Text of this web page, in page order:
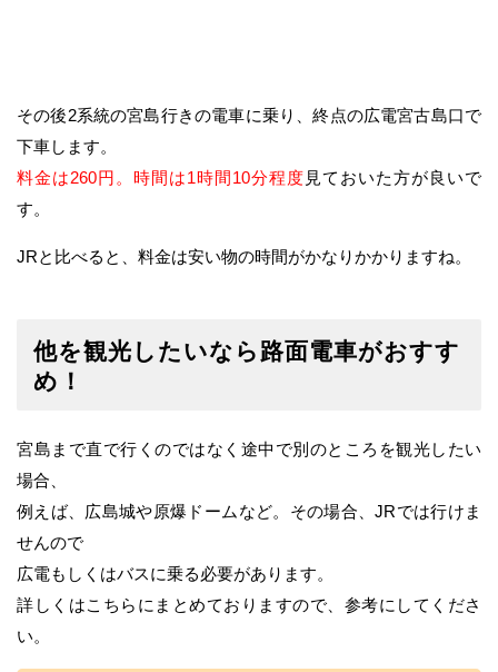
その後2系統の宮島行きの電車に乗り、終点の広電宮古島口で
下車します。
料金は260円。時間は1時間10分程度 見ておいた方が良いで
す。
JRと比べると、料金は安い物の時間がかなりかかりますね。
他を観光したいなら路面電車がおすす
め！
宮島まで直で行くのではなく途中で別のところを観光したい
場合、
例えば、広島城や原爆ドームなど。その場合、JRでは行けま
せんので
広電もしくはバスに乗る必要があります。
詳しくはこちらにまとめておりますので、参考にしてくださ
い。